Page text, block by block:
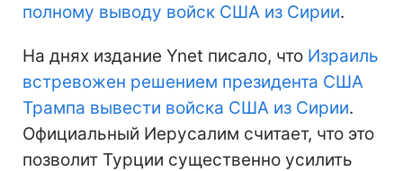
полному выводу войск США из Сирии.
На днях издание Ynet писало, что Израиль
встревожен решением президента США
Трампа вывести войска США из Сирии.
Официальный Иерусалим считает, что это
позволит Турции существенно усилить